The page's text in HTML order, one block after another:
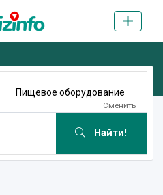
Пищевое оборудование
Сменить
Найти!